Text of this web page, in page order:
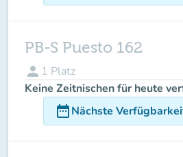
PB-S Puesto 162
person 1 Platz
Keine Zeitnischen für heute
date_rangeNächste